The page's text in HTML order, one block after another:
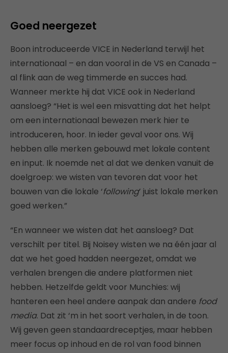
Goed neergezet
Boon introduceerde VICE in Nederland terwijl het
internationaal – en dan vooral in de VS en Canada –
al flink aan de weg timmerde en succes had.
Wanneer merkte hij dat VICE ook in Nederland
aansloeg? “Het is wel een misvatting dat het helpt
om een internationaal bewezen merk hier te
introduceren, hoor. In ieder geval voor ons. Wij
hebben alle merken gebouwd met lokale content
en input. Ik noemde net al dat we denken vanuit de
doelgroep: we wisten van tevoren dat voor het
bouwen van die lokale ‘following’ juist lokale merken
goed werken.”
“En wanneer we wisten dat het aansloeg? Dat
verschilt per titel. Bij Noisey wisten we na één jaar al
dat we het goed hadden neergezet, omdat we
verhalen brengen die andere platformen niet
hebben. Hetzelfde geldt voor Munchies: wij
hanteren een heel andere aanpak dan andere food
media. Dat zit ‘m in het soort verhalen, in de toon.
Wij geven geen standaardreceptjes, maar hebben
meer focus op inhoud en de rol van food binnen